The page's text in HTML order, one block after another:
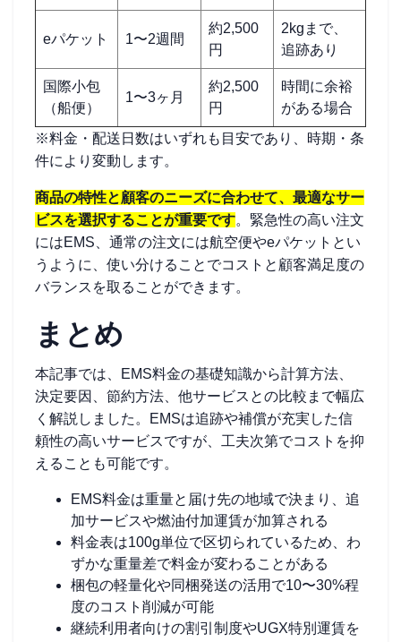
eパケット 1〜2週間
約2,500
円
2kgまで、
追跡あり
国際小包
（船便）
1〜3ヶ月
約2,500
円
時間に余裕
がある場合
※料金・配送日数はいずれも目安であり、時期・条
件により変動します。
商品の特性と顧客のニーズに合わせて、最適なサー
ビスを選択することが重要です。緊急性の高い注文
にはEMS、通常の注文には航空便やeパケットとい
うように、使い分けることでコストと顧客満足度の
バランスを取ることができます。
まとめ
本記事では、EMS料金の基礎知識から計算方法、
決定要因、節約方法、他サービスとの比較まで幅広
く解説しました。EMSは追跡や補償が充実した信
頼性の高いサービスですが、工夫次第でコストを抑
えることも可能です。
EMS料金は重量と届け先の地域で決まり、追
加サービスや燃油付加運賃が加算される
料金表は100g単位で区切られているため、わ
ずかな重量差で料金が変わることがある
梱包の軽量化や同梱発送の活用で10〜30%程
度のコスト削減が可能
継続利用者向けの割引制度やUGX特別運賃を